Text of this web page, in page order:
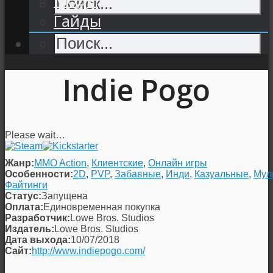
Гайды
Indie Pogo
Please wait…
Жанр:MMO Action, Клиентские, Онлайн игры
Особенности:2D, PVP, Забавные, Инди, Казуальные,
Файтинги
Статус:Запущена
Оплата:Единовременная покупка
Разработчик: Lowe Bros. Studios
Издатель: Lowe Bros. Studios
Дата выхода:10/07/2018
Сайт:http://www.indiepogo.com/